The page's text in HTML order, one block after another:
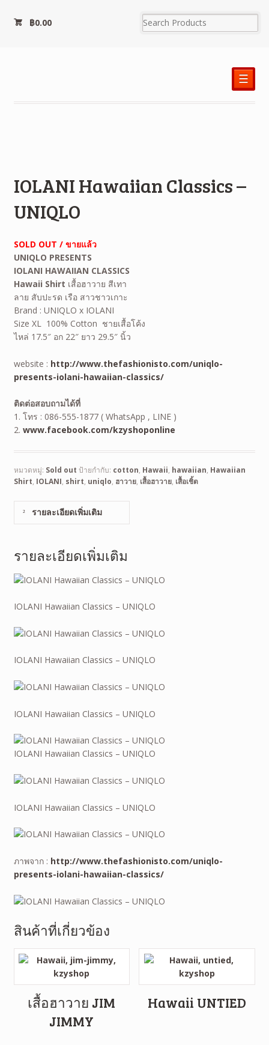
฿0.00
☰
IOLANI Hawaiian Classics –
UNIQLO
SOLD OUT / ขายแล้ว
UNIQLO PRESENTS
IOLANI HAWAIIAN CLASSICS
Hawaii Shirt เสื้อฮาวาย สีเทา
ลาย สับปะรด เรือ สาวชาวเกาะ
Brand : UNIQLO x IOLANI
Size XL 100% Cotton ชายเสื้อโค้ง
ไหล่ 17.5″ อก 22″ ยาว 29.5″ นิ้ว
website : http://www.thefashionisto.com/uniqlo-
presents-iolani-hawaiian-classics/
ติดต่อสอบถามได้ที่
1. โทร : 086-555-1877 ( WhatsApp , LINE )
2. www.facebook.com/kzyshoponline
หมวดหมู่: Sold out ป้ายกำกับ: cotton, Hawaii, hawaiian, Hawaiian
Shirt, IOLANI, shirt, uniqlo, ฮาวาย, เสื้อฮาวาย, เสื้อเชิ้ต
รายละเอียดเพิ่มเติม
รายละเอียดเพิ่มเติม
IOLANI Hawaiian Classics – UNIQLO
IOLANI Hawaiian Classics – UNIQLO
IOLANI Hawaiian Classics – UNIQLO
IOLANI Hawaiian Classics – UNIQLO
IOLANI Hawaiian Classics – UNIQLO
ภาพจาก : http://www.thefashionisto.com/uniqlo-
presents-iolani-hawaiian-classics/
สินค้าที่เกี่ยวข้อง
เสื้อฮาวาย JIM
JIMMY
Hawaii UNTIED